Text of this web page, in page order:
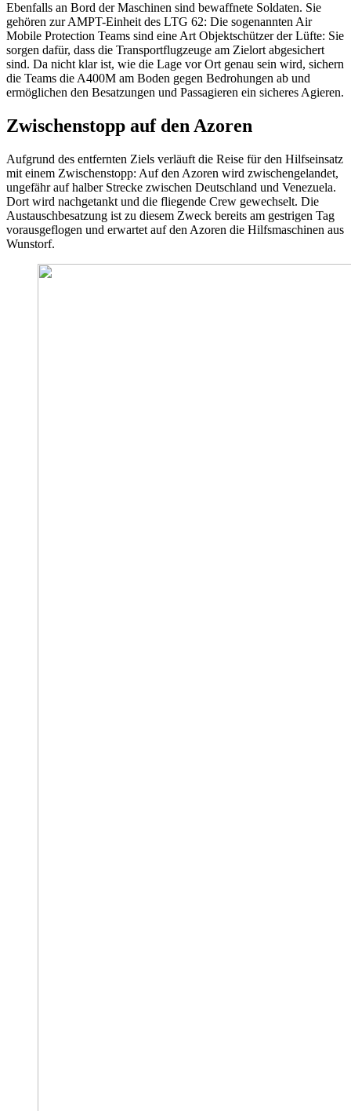
Ebenfalls an Bord der Maschinen sind bewaffnete Soldaten. Sie
gehören zur AMPT-Einheit des LTG 62: Die sogenannten Air
Mobile Protection Teams sind eine Art Objektschützer der Lüfte: Sie
sorgen dafür, dass die Transportflugzeuge am Zielort abgesichert
sind. Da nicht klar ist, wie die Lage vor Ort genau sein wird, sichern
die Teams die A400M am Boden gegen Bedrohungen ab und
ermöglichen den Besatzungen und Passagieren ein sicheres Agieren.
Zwischenstopp auf den Azoren
Aufgrund des entfernten Ziels verläuft die Reise für den Hilfseinsatz
mit einem Zwischenstopp: Auf den Azoren wird zwischengelandet,
ungefähr auf halber Strecke zwischen Deutschland und Venezuela.
Dort wird nachgetankt und die fliegende Crew gewechselt. Die
Austauschbesatzung ist zu diesem Zweck bereits am gestrigen Tag
vorausgeflogen und erwartet auf den Azoren die Hilfsmaschinen aus
Wunstorf.